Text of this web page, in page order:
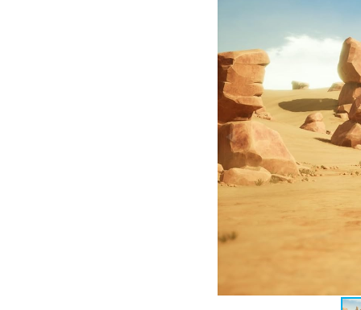
Acompañados por
se embarca en un viaje
bajo las dunas. La
manga, introduciendo
más rico que mantiene
Gameplay y Mecánicas:
El corazón de Sand
mundo abierto y la
Combate con Vehículos y
asombrosa de máquinas